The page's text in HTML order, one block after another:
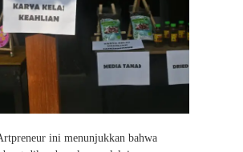
ini menunjukkan bahwa